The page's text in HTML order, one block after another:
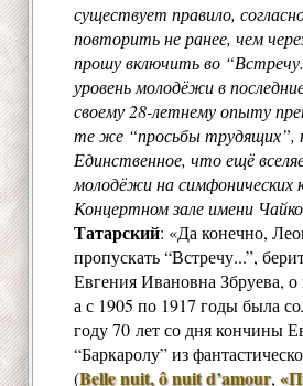
существует правило,
повторить не ранее, чем
прошу включить во
уровень молодёжи в
своему 28-летнему опыту
те же “просьбы трудящих”,
Единственное, что ещё
молодёжи на симфонических
Концертном зале имени
Татарский: «Да конечно,
пропускать “Встречу...”,
Евгения Ивановна Збруева, о
а с 1905 по 1917 годы была
году 70 лет со дня кончины
“Баркаролу” из
(Belle nuit, ô nuit d’amour,